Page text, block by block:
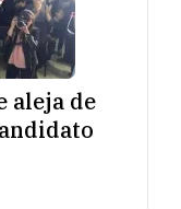
aleja de